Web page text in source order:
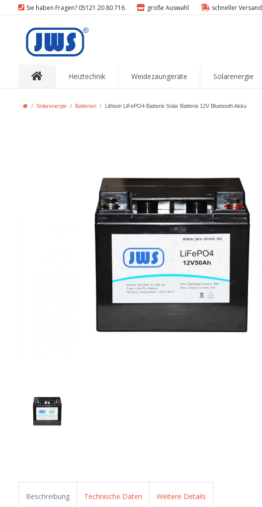
Sie haben Fragen? 05121 20 80 716 große Auswahl schneller Versand
Heiztechnik Weidezaungeräte Solarenergie
Solarenergie Batterien Lithium LiFePO4 Batterie Solar Batterie 12V Bluetooth Akku
Beschreibung Technische Daten Weitere Details